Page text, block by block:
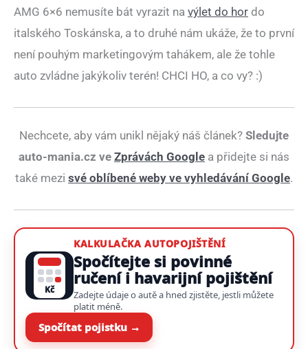
AMG 6×6 nemusíte bát vyrazit na výlet do hor do
italského Toskánska, a to druhé nám ukáže, že to první
není pouhým marketingovým tahákem, ale že tohle
auto zvládne jakýkoliv terén! CHCI HO, a co vy? :)
Nechcete, aby vám unikl nějaký náš článek? Sledujte
auto-mania.cz ve Zprávách Google a přidejte si nás
také mezi své oblíbené weby ve vyhledávání Google.
Kč
KALKULAČKA AUTOPOJIŠTĚNÍ
Spočítejte si povinné
ručení i havarijní pojištění
Zadejte údaje o autě a hned zjistěte, jestli můžete
platit méně.
Spočítat pojistku →